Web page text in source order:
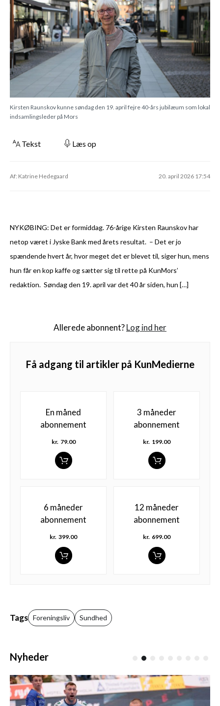
Kirsten Raunskov kunne søndag den 19. april fejre 40-års jubilæum som lokal
indsamlingsleder på Mors
Tekst Læs op
Af: Katrine Hedegaard 20. april 2026 17:54
NYKØBING: Det er formiddag. 76-årige Kirsten Raunskov har
netop været i Jyske Bank med årets resultat. – Det er jo
spændende hvert år, hvor meget det er blevet til, siger hun, mens
hun får en kop kaffe og sætter sig til rette på KunMors’
redaktion. Søndag den 19. april var det 40 år siden, hun […]
Allerede abonnent?Log ind her
Få adgang til artikler på KunMedierne
En måned
abonnement
kr. 79.00
3 måneder
abonnement
kr. 199.00
6 måneder
abonnement
kr. 399.00
12 måneder
abonnement
kr. 699.00
Tags Foreningsliv Sundhed
Nyheder